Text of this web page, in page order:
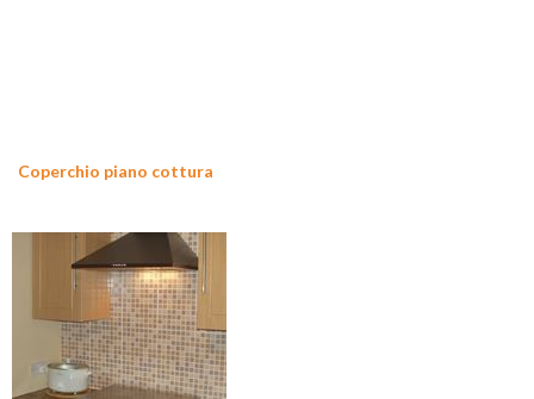
Coperchio piano cottura